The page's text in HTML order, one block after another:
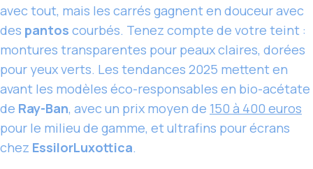
avec tout, mais les carrés gagnent en douceur avec
des pantos courbés. Tenez compte de votre teint :
montures transparentes pour peaux claires, dorées
pour yeux verts. Les tendances 2025 mettent en
avant les modèles éco-responsables en bio-acétate
de Ray-Ban, avec un prix moyen de 150 à 400 euros
pour le milieu de gamme, et ultrafins pour écrans
chez EssilorLuxottica.